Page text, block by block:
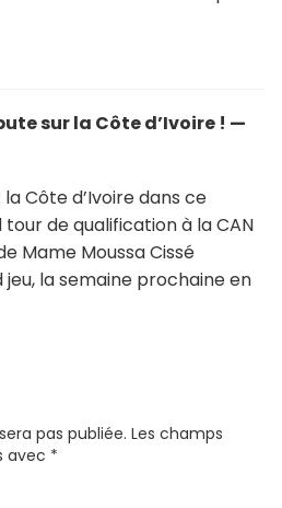
sur la Côte d’Ivoire ! —
Côte d’Ivoire dans ce
de qualification à la CAN
Mame Moussa Cissé
la semaine prochaine en
pas publiée. Les champs
avec *